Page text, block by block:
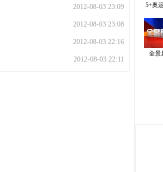
2012-08-03 23:09
2012-08-03 23:08
2012-08-03 22:16
2012-08-03 22:11
5+奥
全景